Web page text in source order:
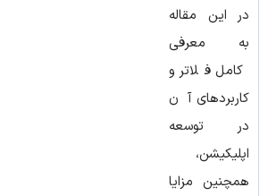
در این مقاله
به معرفی
کامل فلاتر و
کاربردهای آن
در توسعه
اپلیکیشن،
همچنین مزایا